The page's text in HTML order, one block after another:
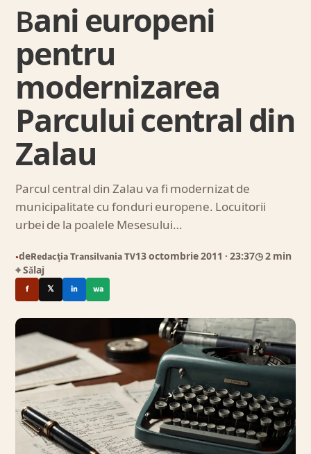
Bani europeni
pentru
modernizarea
Parcului central din
Zalau
Parcul central din Zalau va fi modernizat de
municipalitate cu fonduri europene. Locuitorii
urbei de la poalele Mesesului…
●deRedacția Transilvania TV13 octombrie 2011 · 23:37◷ 2 min
⌖ Sălaj
f 𝕏 in wa